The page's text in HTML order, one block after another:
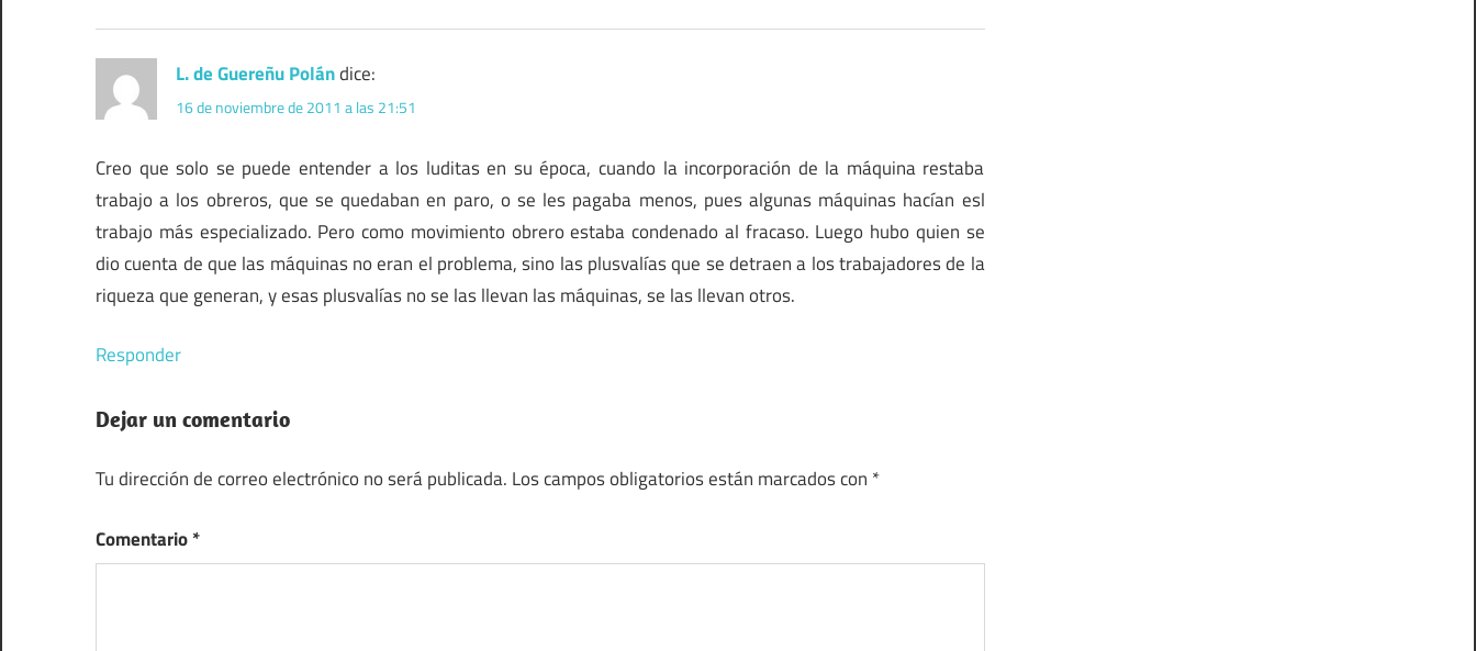
L. de Guereñu Polándice:
16 de noviembre de 2011 a las 21:51
Creo que solo se puede entender a los luditas en su época, cuando la incorporación de la máquina restaba
trabajo a los obreros, que se quedaban en paro, o se les pagaba menos, pues algunas máquinas hacían esl
trabajo más especializado. Pero como movimiento obrero estaba condenado al fracaso. Luego hubo quien se
dio cuenta de que las máquinas no eran el problema, sino las plusvalías que se detraen a los trabajadores de la
riqueza que generan, y esas plusvalías no se las llevan las máquinas, se las llevan otros.
Responder
Dejar un comentario
Tu dirección de correo electrónico no será publicada. Los campos obligatorios están marcados con *
Comentario*